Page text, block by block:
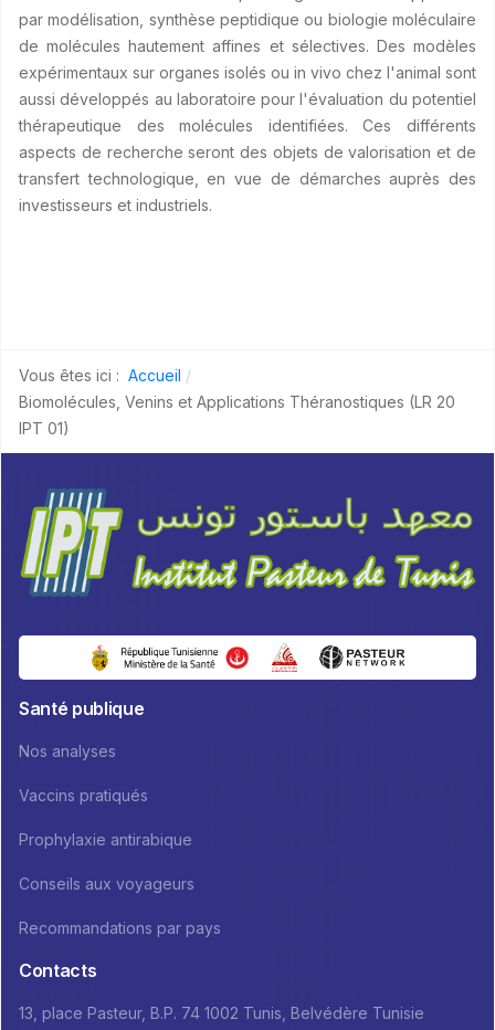
par modélisation, synthèse peptidique ou biologie moléculaire
de molécules hautement affines et sélectives. Des modèles
expérimentaux sur organes isolés ou in vivo chez l'animal sont
aussi développés au laboratoire pour l'évaluation du potentiel
thérapeutique des molécules identifiées. Ces différents
aspects de recherche seront des objets de valorisation et de
transfert technologique, en vue de démarches auprès des
investisseurs et industriels.
Vous êtes ici : Accueil
Biomolécules, Venins et Applications Théranostiques (LR 20
IPT 01)
Santé publique
Nos analyses
Vaccins pratiqués
Prophylaxie antirabique
Conseils aux voyageurs
Recommandations par pays
Contacts
13, place Pasteur, B.P. 74 1002 Tunis, Belvédère Tunisie